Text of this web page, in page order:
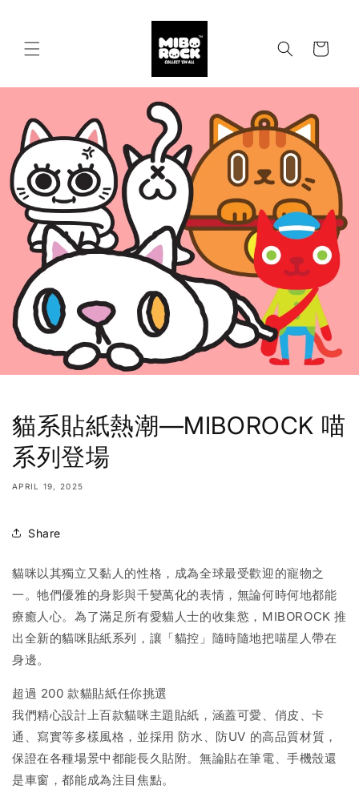
Cart
貓系貼紙熱潮—MIBOROCK 喵
系列登場
APRIL 19, 2025
Share
貓咪以其獨立又黏人的性格，成為全球最受歡迎的寵物之
一。牠們優雅的身影與千變萬化的表情，無論何時何地都能
療癒人心。為了滿足所有愛貓人士的收集慾，MIBOROCK 推
出全新的貓咪貼紙系列，讓「貓控」隨時隨地把喵星人帶在
身邊。
超過 200 款貓貼紙任你挑選
我們精心設計上百款貓咪主題貼紙，涵蓋可愛、俏皮、卡
通、寫實等多樣風格，並採用 防水、防UV 的高品質材質，
保證在各種場景中都能長久貼附。無論貼在筆電、手機殼還
是車窗，都能成為注目焦點。